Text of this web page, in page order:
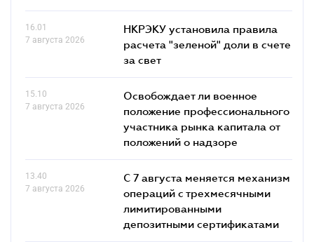
16.01
7 августа 2026
НКРЭКУ установила правила
расчета "зеленой" доли в счете
за свет
15.10
7 августа 2026
Освобождает ли военное
положение профессионального
участника рынка капитала от
положений о надзоре
13.40
7 августа 2026
С 7 августа меняется механизм
операций с трехмесячными
лимитированными
депозитными сертификатами